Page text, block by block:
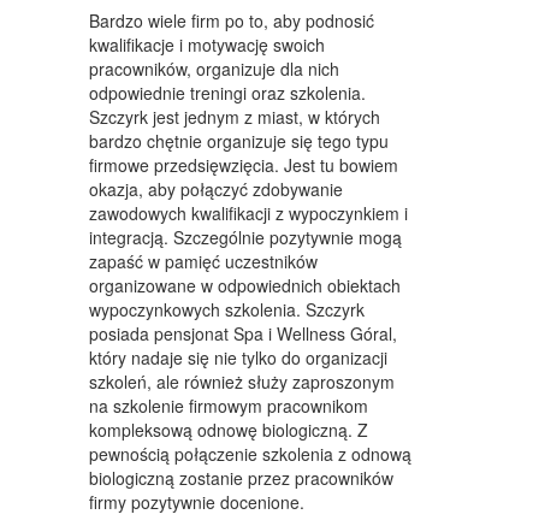
BIZNES ONLINE
BIŻUTERIA
DLA DZIECI
MEBLE
WYPOSAŻENIE WNĘTRZ
WYPOSAŻENIE ŁAZIENKI
ODZIEŻ
SPORT
ELEKTRONIKA, RTV, AGD
ART. DLA ZWIERZĄT
OGRÓD, ROŚLINY
CHEMIA
Bardzo wiele firm po to, aby podnosić
kwalifikacje i motywację swoich
pracowników, organizuje dla nich
odpowiednie treningi oraz szkolenia.
Szczyrk jest jednym z miast, w których
bardzo chętnie organizuje się tego typu
firmowe przedsięwzięcia. Jest tu bowiem
okazja, aby połączyć zdobywanie
zawodowych kwalifikacji z wypoczynkiem i
integracją. Szczególnie pozytywnie mogą
zapaść w pamięć uczestników
organizowane w odpowiednich obiektach
wypoczynkowych szkolenia. Szczyrk
posiada pensjonat Spa i Wellness Góral,
który nadaje się nie tylko do organizacji
szkoleń, ale również służy zaproszonym
na szkolenie firmowym pracownikom
kompleksową odnowę biologiczną. Z
pewnością połączenie szkolenia z odnową
biologiczną zostanie przez pracowników
firmy pozytywnie docenione.